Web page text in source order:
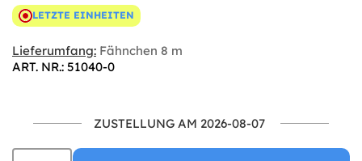
LETZTE EINHEITEN
Lieferumfang: Fähnchen 8 m
ART. NR.: 51040-0
ZUSTELLUNG AM 2026-08-07